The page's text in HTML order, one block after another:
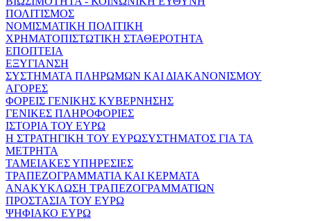
ΠΟΛΙΤΙΣΜΟΣ
ΝΟΜΙΣΜΑΤΙΚΗ ΠΟΛΙΤΙΚΗ
ΧΡΗΜΑΤΟΠΙΣΤΩΤΙΚΗ ΣΤΑΘΕΡΟΤΗΤΑ
ΕΠΟΠΤΕΙΑ
ΕΞΥΓΙΑΝΣΗ
ΣΥΣΤΗΜΑΤΑ ΠΛΗΡΩΜΩΝ ΚΑΙ ΔΙΑΚΑΝΟΝΙΣΜΟΥ
ΑΓΟΡΕΣ
ΦΟΡΕΙΣ ΓΕΝΙΚΗΣ ΚΥΒΕΡΝΗΣΗΣ
ΓΕΝΙΚΕΣ ΠΛΗΡΟΦΟΡΙΕΣ
ΙΣΤΟΡΙΑ ΤΟΥ ΕΥΡΩ
Η ΣΤΡΑΤΗΓΙΚΗ ΤΟΥ ΕΥΡΩΣΥΣΤΗΜΑΤΟΣ ΓΙΑ ΤΑ
ΜΕΤΡΗΤΑ
ΤΑΜΕΙΑΚΕΣ ΥΠΗΡΕΣΙΕΣ
ΤΡΑΠΕΖΟΓΡΑΜΜΑΤΙΑ ΚΑΙ ΚΕΡΜΑΤΑ
ΑΝΑΚΥΚΛΩΣΗ ΤΡΑΠΕΖΟΓΡΑΜΜΑΤΙΩΝ
ΠΡΟΣΤΑΣΙΑ ΤΟΥ ΕΥΡΩ
ΨΗΦΙΑΚΟ ΕΥΡΩ